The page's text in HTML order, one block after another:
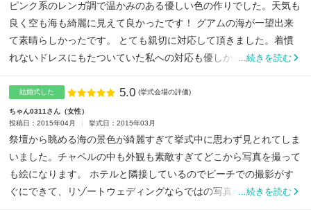
ピンク系のレンガ調で温かみのある優しい色の作りでした。天気も
良く空も海も綺麗に見えて良かったです！ グアムの海が一望出来
て素晴らしかったです。 とても親切に対応して頂きました。着慣
れないドレスにもたついていた私への対応も優しかったです。あ
…続きを読む
結婚式した 点数
5.0 (挙式会場の評価)
ちゃん0311さん
女性
投稿日：2015年04月
挙式日：2015年03月
祭壇から眺める海の景色が綺麗すぎて挙式中に思わず見とれてしま
いました。チャペルの中も外観も素敵すぎてどこから写真を撮って
も絵になります。 ホテルと隣接しているのでビーチでの撮影がす
ぐにできて、リゾートウェディングならではの写真がたくさん撮
…続きを読む